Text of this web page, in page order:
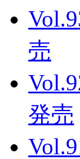
売
発売